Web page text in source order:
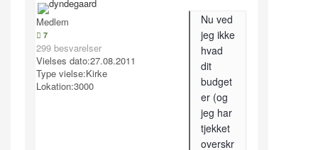
Medlem
7
299 besvarelser
Vielses dato:27.08.2011
Type vielse:Kirke
Lokation:3000
Nu ved
jeg ikke
hvad
dit
budget
er (og
jeg har
tjekket
overskr